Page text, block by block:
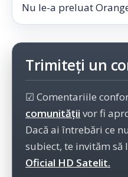
Nu le-a preluat
Trimiteți un
☑ Comentariile
comunității vor fi
Dacă ai întrebări ce
subiect, te invităm să
Oficial HD Satelit.